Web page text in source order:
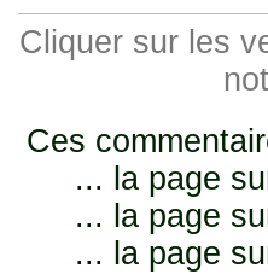
Cliquer sur les
Ces
... la page
... la page
... la page